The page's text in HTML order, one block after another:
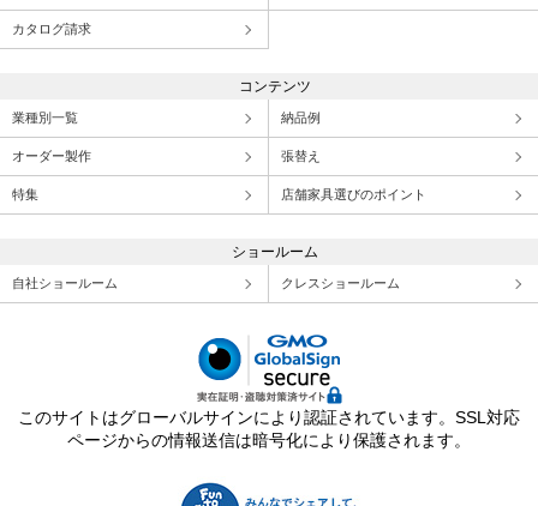
カタログ請求
コンテンツ
業種別一覧 納品例
オーダー製作 張替え
特集 店舗家具選びのポイント
ショールーム
自社ショールーム クレスショールーム
このサイトはグローバルサインにより認証されています。SSL対応
ページからの情報送信は暗号化により保護されます。